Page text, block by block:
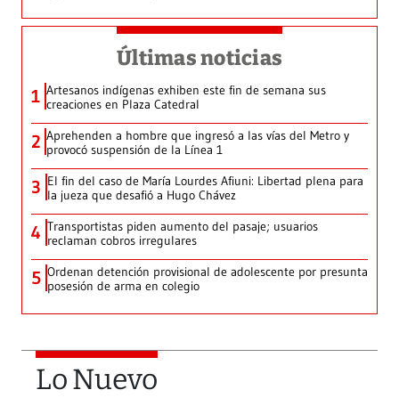
Últimas noticias
1 Artesanos indígenas exhiben este fin de semana sus
creaciones en Plaza Catedral
2 Aprehenden a hombre que ingresó a las vías del Metro y
provocó suspensión de la Línea 1
3 El fin del caso de María Lourdes Afiuni: Libertad plena para
la jueza que desafió a Hugo Chávez
4 Transportistas piden aumento del pasaje; usuarios
reclaman cobros irregulares
5 Ordenan detención provisional de adolescente por presunta
posesión de arma en colegio
Lo Nuevo